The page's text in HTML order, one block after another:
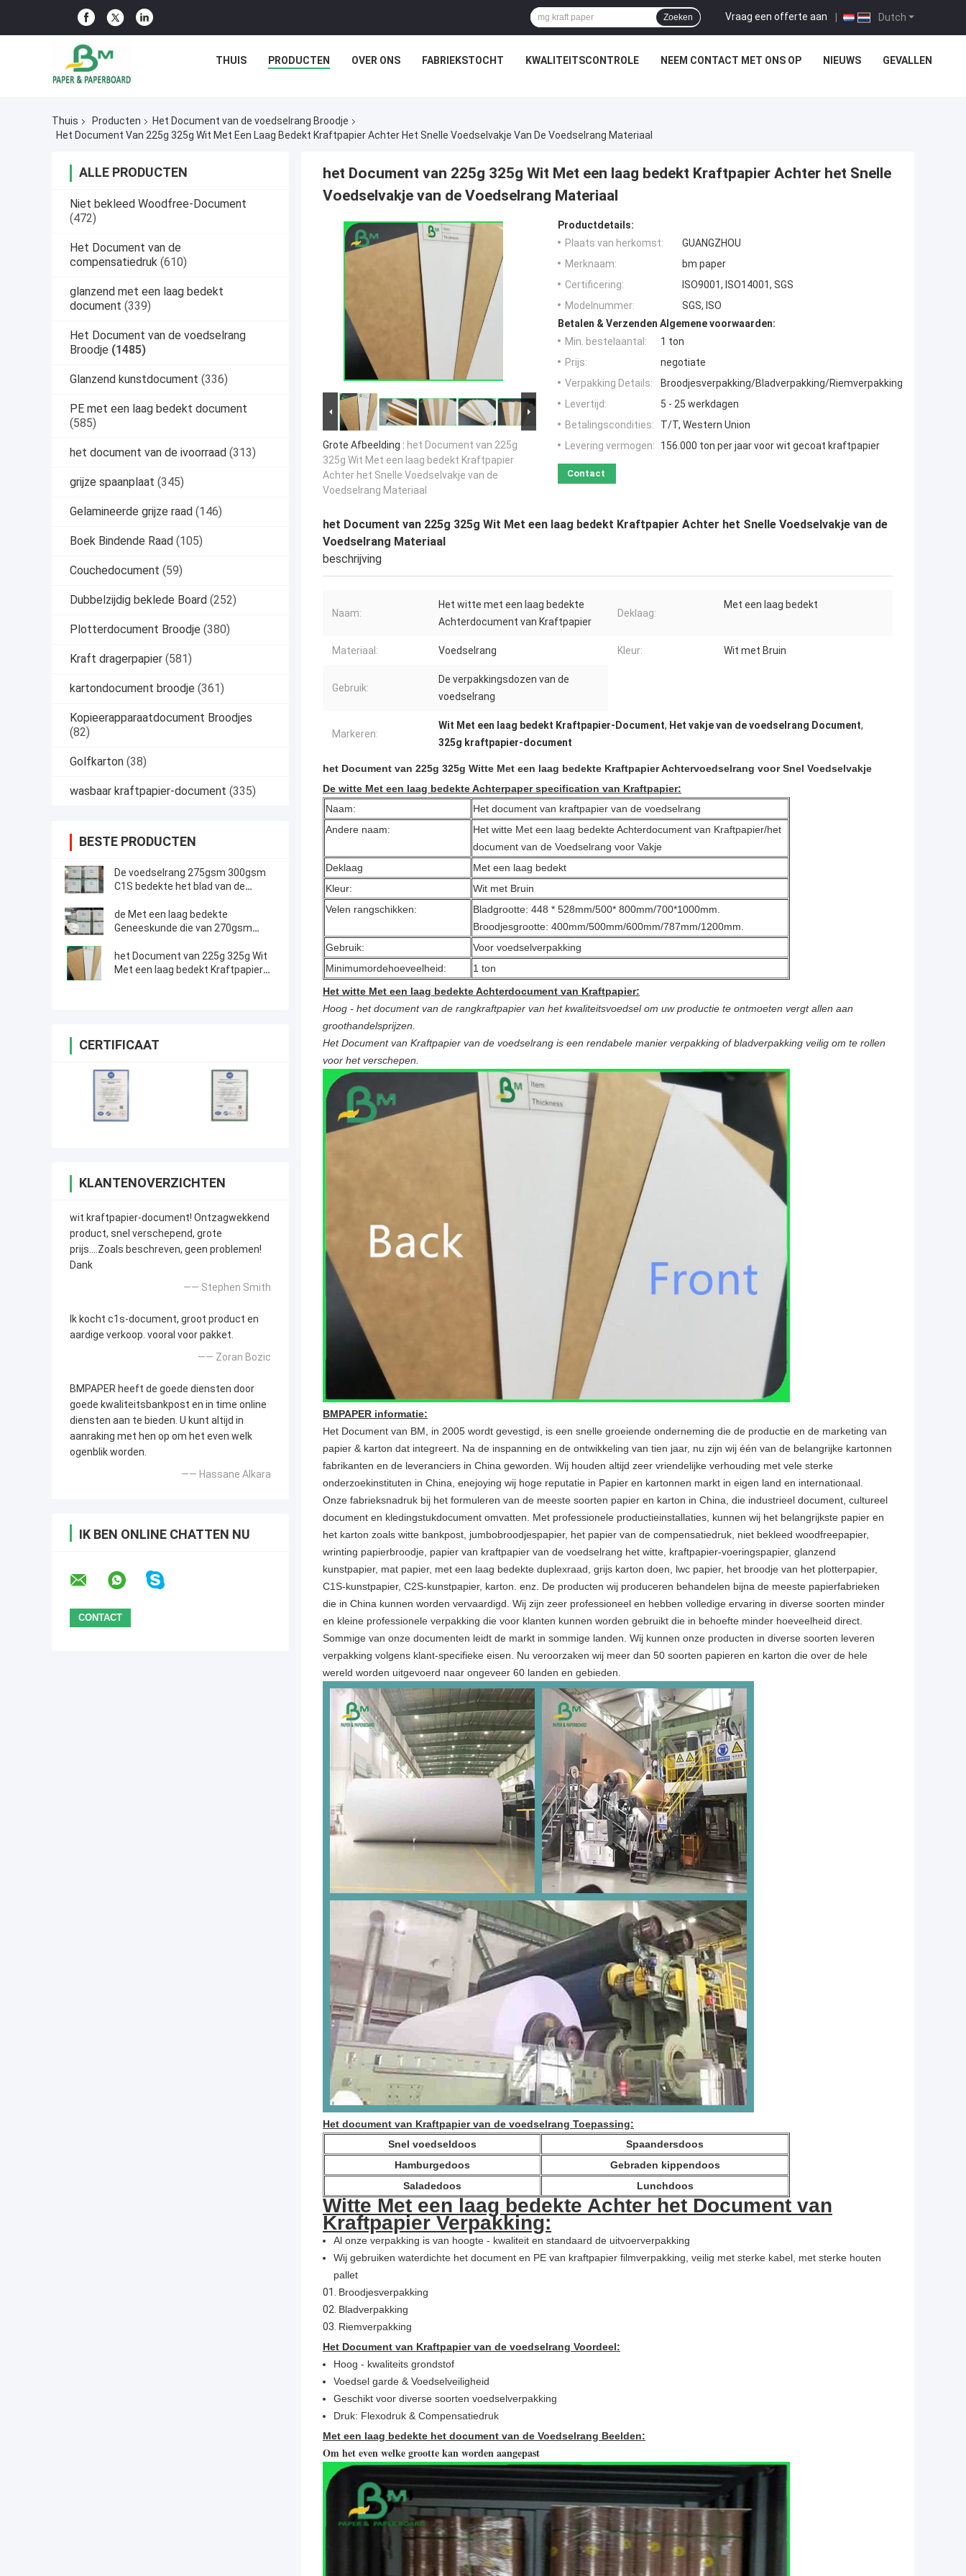
Dutch
Vraag een offerte aan |
Zoeken
THUIS PRODUCTEN OVER ONS FABRIEKSTOCHT KWALITEITSCONTROLE NEEM CONTACT MET ONS OP NIEUWS GEVALLEN
Thuis Producten
Het Document van de voedselrang Broodje
Het Document Van 225g 325g Wit Met Een Laag Bedekt Kraftpapier Achter Het Snelle Voedselvakje Van De Voedselrang Materiaal
ALLE PRODUCTEN
Niet bekleed Woodfree-Document
(472)
Het Document van de
compensatiedruk (610)
glanzend met een laag bedekt
document (339)
Het Document van de voedselrang
Broodje (1485)
Glanzend kunstdocument (336)
PE met een laag bedekt document
(585)
het document van de ivoorraad (313)
grijze spaanplaat (345)
Gelamineerde grijze raad (146)
Boek Bindende Raad (105)
Couchedocument (59)
Dubbelzijdig beklede Board (252)
Plotterdocument Broodje (380)
Kraft dragerpapier (581)
kartondocument broodje (361)
Kopieerapparaatdocument Broodjes
(82)
Golfkarton (38)
wasbaar kraftpapier-document (335)
BESTE PRODUCTEN
De voedselrang 275gsm 300gsm
C1S bedekte het blad van de
Verpakkingsvakje met een laag
de Met een laag bedekte
Geneeskunde die van 270gsm
Vakje Raadsbladen verpakken
het Document van 225g 325g Wit
Met een laag bedekt Kraftpapier
CERTIFICAAT
KLANTENOVERZICHTEN
wit kraftpapier-document! Ontzagwekkend
product, snel verschepend, grote
prijs….Zoals beschreven, geen problemen!
Dank
—— Stephen Smith
Ik kocht c1s-document, groot product en
aardige verkoop. vooral voor pakket.
—— Zoran Bozic
BMPAPER heeft de goede diensten door
goede kwaliteitsbankpost en in time online
diensten aan te bieden. U kunt altijd in
aanraking met hen op om het even welk
ogenblik worden.
—— Hassane Alkara
IK BEN ONLINE CHATTEN NU
het Document van 225g 325g Wit Met een laag bedekt Kraftpapier Achter het Snelle
Voedselvakje van de Voedselrang Materiaal
Grote Afbeelding : het Document van 225g
325g Wit Met een laag bedekt Kraftpapier
Achter het Snelle Voedselvakje van de
Voedselrang Materiaal
Productdetails:
Plaats van herkomst:
GUANGZHOU
Merknaam:
bm paper
Certificering:
ISO9001, ISO14001, SGS
Modelnummer:
SGS, ISO
Betalen & Verzenden Algemene voorwaarden:
Min. bestelaantal:
1 ton
Prijs:
negotiate
Verpakking Details:
Broodjesverpakking/Bladverpakking/Riemverpakking
Levertijd:
5 - 25 werkdagen
Betalingscondities:
T/T, Western Union
Levering vermogen:
156.000 ton per jaar voor wit gecoat kraftpapier
Contact
het Document van 225g 325g Wit Met een laag bedekt Kraftpapier Achter het Snelle Voedselvakje van de
Voedselrang Materiaal
beschrijving
Naam:
Het witte met een laag bedekte
Achterdocument van Kraftpapier
Deklaag:
Met een laag bedekt
Materiaal: Voedselrang Kleur: Wit met Bruin
Gebruik:
De verpakkingsdozen van de
voedselrang
Markeren:
Wit Met een laag bedekt Kraftpapier-Document, Het vakje van de voedselrang Document,
325g kraftpapier-document
het Document van 225g 325g Witte Met een laag bedekte Kraftpapier Achtervoedselrang voor Snel Voedselvakje
De witte Met een laag bedekte Achterpaper specification van Kraftpapier:
Naam:
Het document van kraftpapier van de voedselrang
Andere naam:
Het witte Met een laag bedekte Achterdocument van Kraftpapier/het
document van de Voedselrang voor Vakje
Deklaag
Met een laag bedekt
Kleur:
Wit met Bruin
Velen rangschikken:
Bladgrootte: 448 * 528mm/500* 800mm/700*1000mm.
Broodjesgrootte: 400mm/500mm/600mm/787mm/1200mm.
Gebruik:
Voor voedselverpakking
Minimumordehoeveelheid:
1 ton
Het witte Met een laag bedekte Achterdocument van Kraftpapier:
Hoog - het document van de rangkraftpapier van het kwaliteitsvoedsel om uw productie te ontmoeten vergt allen aan
groothandelsprijzen.
Het Document van Kraftpapier van de voedselrang is een rendabele manier verpakking of bladverpakking veilig om te rollen
voor het verschepen.
BMPAPER informatie:
Het Document van BM, in 2005 wordt gevestigd, is een snelle groeiende onderneming die de productie en de marketing van
papier & karton dat integreert. Na de inspanning en de ontwikkeling van tien jaar, nu zijn wij één van de belangrijke kartonnen
fabrikanten en de leveranciers in China geworden. Wij houden altijd zeer vriendelijke verhouding met vele sterke
onderzoekinstituten in China, enejoying wij hoge reputatie in Papier en kartonnen markt in eigen land en internationaal.
Onze fabrieksnadruk bij het formuleren van de meeste soorten papier en karton in China, die industrieel document, cultureel
document en kledingstukdocument omvatten. Met professionele productieinstallaties, kunnen wij het belangrijkste papier en
het karton zoals witte bankpost, jumbobroodjespapier, het papier van de compensatiedruk, niet bekleed woodfreepapier,
wrinting papierbroodje, papier van kraftpapier van de voedselrang het witte, kraftpapier-voeringspapier, glanzend
kunstpapier, mat papier, met een laag bedekte duplexraad, grijs karton doen, lwc papier, het broodje van het plotterpapier,
C1S-kunstpapier, C2S-kunstpapier, karton. enz. De producten wij produceren behandelen bijna de meeste papierfabrieken
die in China kunnen worden vervaardigd. Wij zijn zeer professioneel en hebben volledige ervaring in diverse soorten minder
en kleine professionele verpakking die voor klanten kunnen worden gebruikt die in behoefte minder hoeveelheid direct.
Sommige van onze documenten leidt de markt in sommige landen. Wij kunnen onze producten in diverse soorten leveren
verpakking volgens klant-specifieke eisen. Nu veroorzaken wij meer dan 50 soorten papieren en karton die over de hele
wereld worden uitgevoerd naar ongeveer 60 landen en gebieden.
Het document van Kraftpapier van de voedselrang Toepassing:
Snel voedseldoos
Spaandersdoos
Hamburgedoos
Gebraden kippendoos
Saladedoos
Lunchdoos
Witte Met een laag bedekte Achter het Document van
Kraftpapier Verpakking:
Al onze verpakking is van hoogte - kwaliteit en standaard de uitvoerverpakking
Wij gebruiken waterdichte het document en PE van kraftpapier filmverpakking, veilig met sterke kabel, met sterke houten
pallet
01. Broodjesverpakking
02. Bladverpakking
03. Riemverpakking
Het Document van Kraftpapier van de voedselrang Voordeel:
Hoog - kwaliteits grondstof
Voedsel garde & Voedselveiligheid
Geschikt voor diverse soorten voedselverpakking
Druk: Flexodruk & Compensatiedruk
Met een laag bedekte het document van de Voedselrang Beelden:
Om het even welke grootte kan worden aangepast